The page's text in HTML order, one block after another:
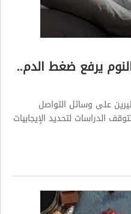
يرفع ضغط الدم..
على وسائل التواصل
الدراسات لتحديد الإيجابيات